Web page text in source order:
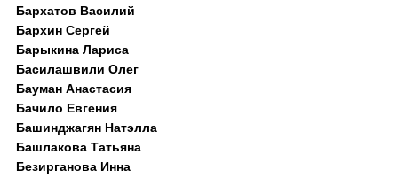
Бархатов Василий
Бархин Сергей
Барыкина Лариса
Басилашвили Олег
Бауман Анастасия
Бачило Евгения
Башинджагян Натэлла
Башлакова Татьяна
Безирганова Инна